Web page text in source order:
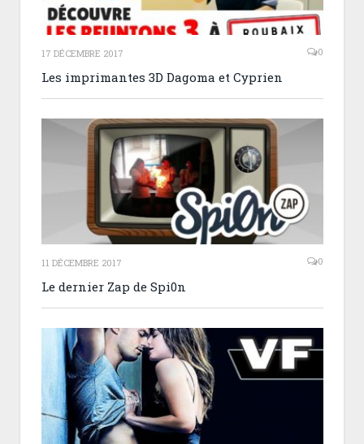
17 DÉCEMBRE 2017 0
Les imprimantes 3D Dagoma et Cyprien
11 DÉCEMBRE 2017 0
Le dernier Zap de Spi0n